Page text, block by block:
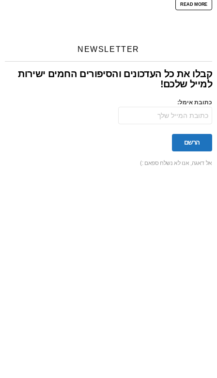
READ MORE
NEWSLETTER
קבלו את כל העדכונים והסיפורים החמים ישירות
למייל שלכם!
כתובת אימל:
אל דאגה, אנו לא נשלח ספאם :)